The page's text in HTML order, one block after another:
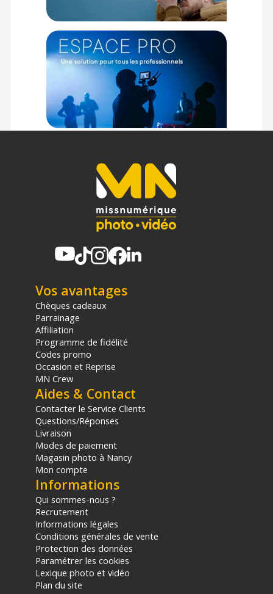
Poids : 60 grammes
Code EAN Kit batterie Sony NP-FW50 + chargeur BC-TRW :
(1) Offre valable jusqu'au 31 Décembre 2030 à partir de 49 euros
d'achat, sur la base d'une expédition Chronopost 24H vers un point
relais situé en France continentale uniquement, valable uniquement
sur le prix TTC en €, les points seront effectivement calculés dans le
Vos avantages
Chèques cadeaux
Parrainage
Affiliation
Programme de fidélité
Codes promo
Occasion et Reprise
MN Crew
Aides & Contact
Contacter le Service Clients
Questions/Réponses
Livraison
Modes de paiement
Magasin photo à Nancy
Mon compte
Informations
Qui sommes-nous ?
Recrutement
Informations légales
Conditions générales de vente
Protection des données
Paramétrer les cookies
Lexique photo et vidéo
Plan du site